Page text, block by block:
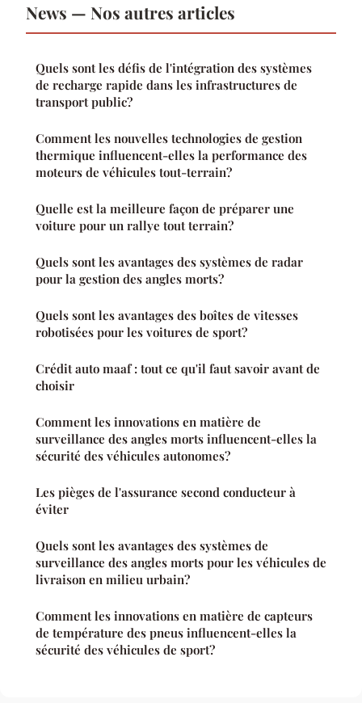
News — Nos autres articles
Quels sont les défis de l'intégration des systèmes
de recharge rapide dans les infrastructures de
transport public?
Comment les nouvelles technologies de gestion
thermique influencent-elles la performance des
moteurs de véhicules tout-terrain?
Quelle est la meilleure façon de préparer une
voiture pour un rallye tout terrain?
Quels sont les avantages des systèmes de radar
pour la gestion des angles morts?
Quels sont les avantages des boîtes de vitesses
robotisées pour les voitures de sport?
Crédit auto maaf : tout ce qu'il faut savoir avant de
choisir
Comment les innovations en matière de
surveillance des angles morts influencent-elles la
sécurité des véhicules autonomes?
Les pièges de l'assurance second conducteur à
éviter
Quels sont les avantages des systèmes de
surveillance des angles morts pour les véhicules de
livraison en milieu urbain?
Comment les innovations en matière de capteurs
de température des pneus influencent-elles la
sécurité des véhicules de sport?